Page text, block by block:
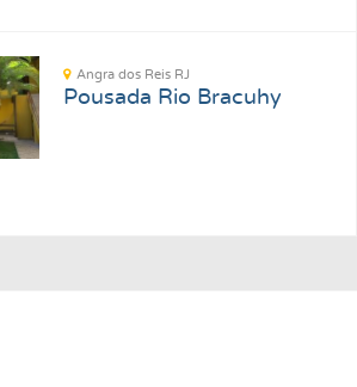
Angra dos Reis RJ
Pousada Rio Bracuhy